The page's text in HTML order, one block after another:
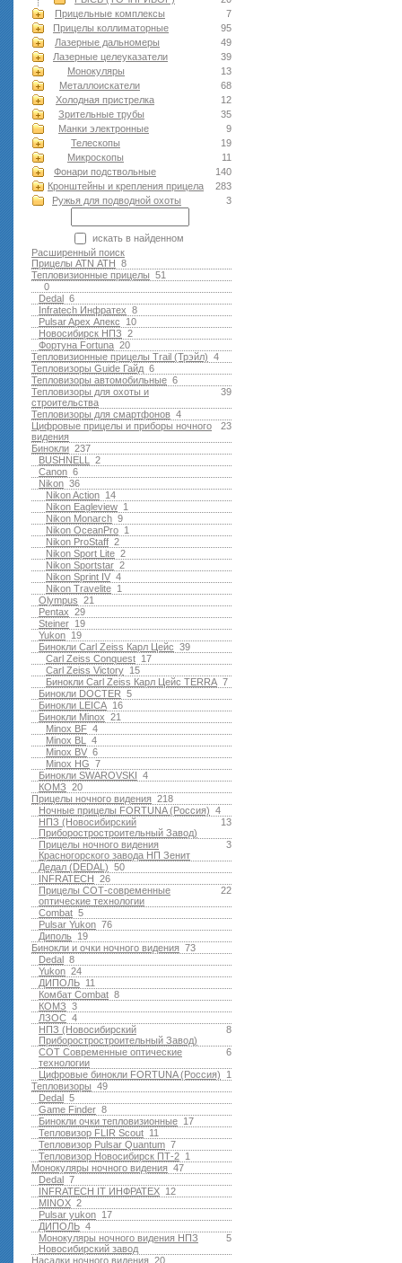
7
Прицельные комплексы
95
Прицелы коллиматорные
49
Лазерные дальномеры
39
Лазерные целеуказатели
13
Монокуляры
68
Металлоискатели
12
Холодная пристрелка
35
Зрительные трубы
9
Манки электронные
19
Телескопы
11
Микроскопы
140
Фонари подствольные
283
Кронштейны и крепления прицела
3
Ружья для подводной оxоты
искать в найденном
Расширенный поиск
8
Прицелы ATN АТН
51
Тепловизионные прицелы
0
6
Dedal
8
Infratech Инфратех
10
Pulsar Apex Апекс
2
Новосибирск НПЗ
20
Фортуна Fortuna
4
Тепловизионные прицелы Trail (Трэйл)
6
Тепловизоры Guide Гайд
6
Тепловизоры автомобильные
39
Тепловизоры для охоты и
строительства
4
Тепловизоры для смартфонов
23
Цифровые прицелы и приборы ночного
видения
237
Бинокли
2
BUSHNELL
6
Canon
36
Nikon
14
Nikon Action
1
Nikon Eagleview
9
Nikon Monarch
1
Nikon OceanPro
2
Nikon ProStaff
2
Nikon Sport Lite
2
Nikon Sportstar
4
Nikon Sprint IV
1
Nikon Travelite
21
Olympus
29
Pentax
19
Steiner
19
Yukon
39
Бинокли Carl Zeiss Карл Цейс
17
Carl Zeiss Conquest
15
Carl Zeiss Victory
7
Бинокли Carl Zeiss Карл Цейс TERRA
5
Бинокли DOCTER
16
Бинокли LEICA
21
Бинокли Minox
4
Minox BF
4
Minox BL
6
Minox BV
7
Minox HG
4
Бинокли SWAROVSKI
20
КОМЗ
218
Прицелы ночного видения
4
Ночные прицелы FORTUNA (Россия)
13
НПЗ (Новосибирский
Приборостростроительный Завод)
3
Прицелы ночного видения
Красногорского завода НП Зенит
50
Дедал (DEDAL)
26
INFRATECH
22
Прицелы СОТ-современные
оптические технологии
5
Combat
76
Pulsar Yukon
19
Диполь
73
Бинокли и очки ночного видения
8
Dedal
24
Yukon
11
ДИПОЛЬ
8
Комбат Combat
3
КОМЗ
4
ЛЗОС
8
НПЗ (Новосибирский
Приборостростроительный Завод)
6
СОТ Современные оптические
технологии
1
Цифровые бинокли FORTUNA (Россия)
49
Тепловизоры
5
Dedal
8
Game Finder
17
Бинокли очки тепловизионные
11
Тепловизор FLIR Scout
7
Тепловизор Pulsar Quantum
1
Тепловизор Новосибирск ПТ-2
47
Монокуляры ночного видения
7
Dedal
12
INFRATECH IT ИНФРАТЕХ
2
MINOX
17
Pulsar yukon
4
ДИПОЛЬ
5
Монокуляры ночного видения НПЗ
Новосибирский завод
20
Насадки ночного видения